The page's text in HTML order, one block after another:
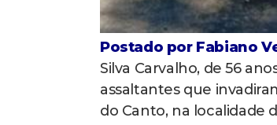
Postado por Fabiano
Silva Carvalho, de 56
assaltantes que
do Canto, na localidade